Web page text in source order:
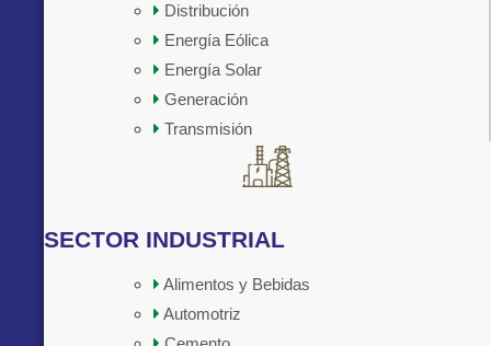
Distribución
Energía Eólica
Energía Solar
Generación
Transmisión
Implementado por:
SECTOR INDUSTRIAL
Alimentos y Bebidas
Automotriz